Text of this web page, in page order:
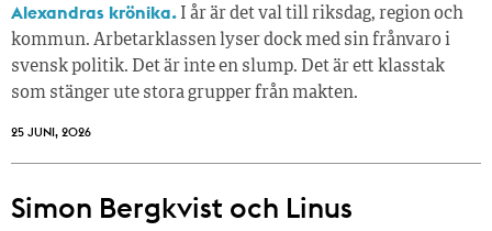
Alexandras krönika. I år är det val till riksdag, region och
kommun. Arbetarklassen lyser dock med sin frånvaro i
svensk politik. Det är inte en slump. Det är ett klasstak
som stänger ute stora grupper från makt­en.
25 JUNI, 2026
Simon Bergkvist och Linus